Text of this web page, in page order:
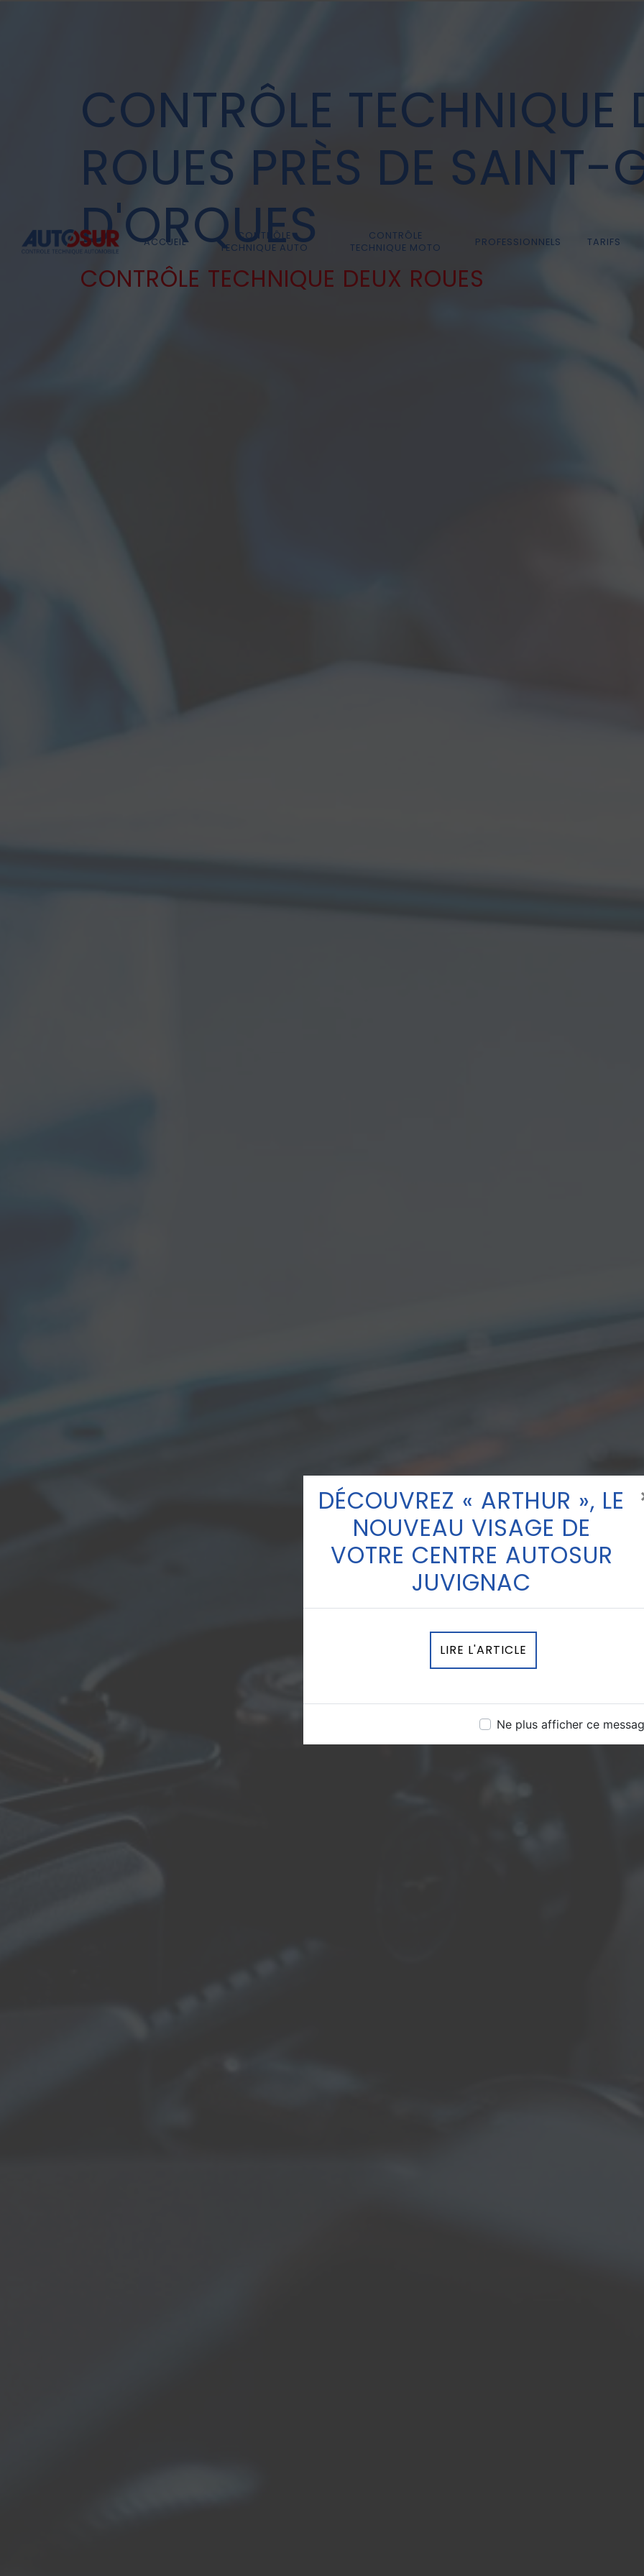
DÉCOUVREZ « ARTHUR », LE
NOUVEAU VISAGE DE
VOTRE CENTRE AUTOSUR
JUVIGNAC
LIRE L'ARTICLE
Ne plus afficher ce
ACCUEIL
CONTRÔLE
TECHNIQUE AUTO
CONTRÔLE
TECHNIQUE MOTO
PROFESSIONNELS TARIFS
CONTRÔLE TECHNIQUE
ROUES PRÈS DE SAINT-
D'ORQUES
CONTRÔLE TECHNIQUE DEUX ROUES